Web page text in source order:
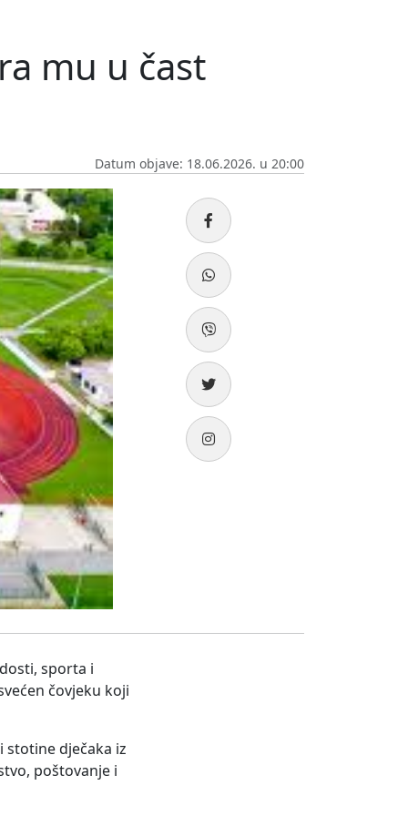
mu u čast
Datum objave: 18.06.2026. u 20:00
sporta i
čovjeku koji
stotine dječaka iz
poštovanje i